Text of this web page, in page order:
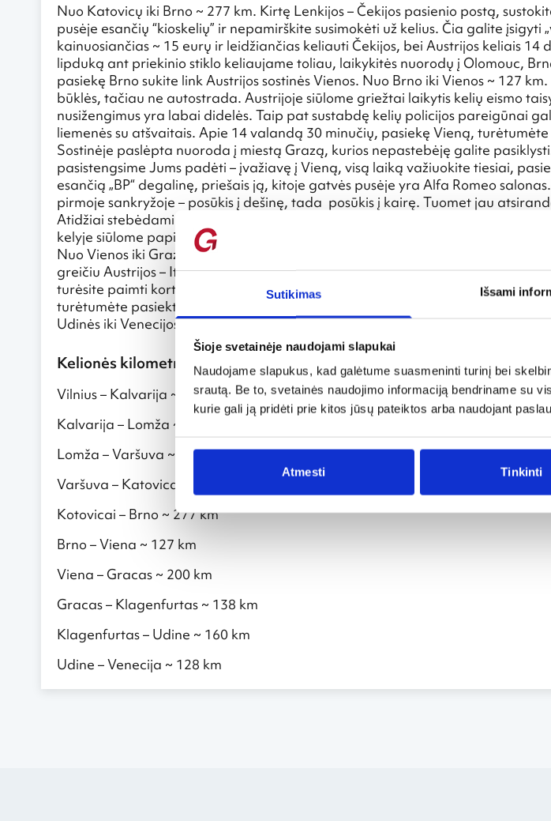
Sutikimas Išsami
Šioje svetainėje naudojami slapukai
Naudojame slapukus, kad galėtume suasmeninti turinį bei
srautą. Be to, svetainės naudojimo informaciją bendriname su
kurie gali ją pridėti prie kitos jūsų pateiktos arba naudojant
Atmesti Tinkinti
Nuo Katovicų iki Brno ~ 277 km. Kirtę Lenkijos – Čekijos pasienio postą,
pusėje esančių “kioskelių” ir nepamirškite susimokėti už kelius. Čia galite įsigyti
kainuosiančias ~ 15 eurų ir leidžiančias keliauti Čekijos, bei Austrijos keliais 14
lipduką ant priekinio stiklo keliaujame toliau, laikykitės nuorodų į Olomouc,
pasiekę Brno sukite link Austrijos sostinės Vienos. Nuo Brno iki Vienos ~ 127
būklės, tačiau ne autostrada. Austrijoje siūlome griežtai laikytis kelių eismo
nusižengimus yra labai didelės. Taip pat sustabdę kelių policijos pareigūnai
liemenės su atšvaitais. Apie 14 valandą 30 minučių, pasiekę Vieną,
Sostinėje paslėpta nuoroda į miestą Grazą, kurios nepastebėję galite
pasistengsime Jums padėti – įvažiavę į Vieną, visą laiką važiuokite tiesiai,
esančią „BP“ degalinę, priešais ją, kitoje gatvės pusėje yra Alfa Romeo
pirmoje sankryžoje – posūkis į dešinę, tada posūkis į kairę. Tuomet jau
Atidžiai stebėdami nuorodas – išvažiuosite į labai gerą kelią, platų greitkelį iki
kelyje siūlome papildyti kuro atsargas, nes Austrijoje, paskutiniu metu, degalai
Nuo Vienos iki Grazo ~ 200 km, nuo Grazo iki Klagenfurto ~ 138 km.
greičiu Austrijos – Italijos pasienį kirsite ~ 19valandą. Pasiekę Italiją –
turėsite paimti kortelę – mokesčiams už kelius. Toliau laikykitės nuorodų į
turėtumėte pasiekti Udinę. Už kelius šioje atkarpoje sumokėsite ne daugiau nei
Udinės iki Venecijos ~ 128km, taigi Venecijoje turėtumėte būti ~21.30 – 22
Kelionės kilometražas ir eiga:
Vilnius – Kalvarija ~ 180 km
Kalvarija – Lomža ~ 176 km
Lomža – Varšuva ~ 135 km
Varšuva – Katovicai ~ 292 km
Kotovicai – Brno ~ 277 km
Brno – Viena ~ 127 km
Viena – Gracas ~ 200 km
Gracas – Klagenfurtas ~ 138 km
Klagenfurtas – Udine ~ 160 km
Udine – Venecija ~ 128 km